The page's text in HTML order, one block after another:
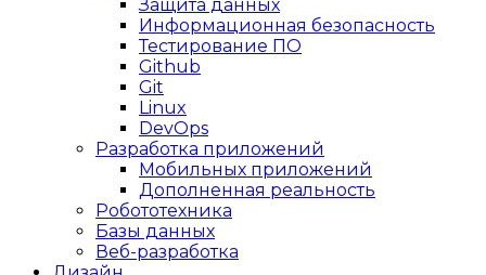
Защита данных
Информационная безопасность
Тестирование ПО
Github
Git
Linux
DevOps
Разработка приложений
Мобильных приложений
Дополненная реальность
Робототехника
Базы данных
Веб-разработка